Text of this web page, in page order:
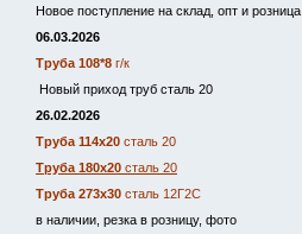
Новое поступление на склад, опт и розница.
06.03.2026
Труба 108*8 г/к
Новый приход труб сталь 20
26.02.2026
Труба 114х20 сталь 20
Труба 180х20 сталь 20
Труба 273х30 сталь 12Г2С
в наличии, резка в розницу, фото